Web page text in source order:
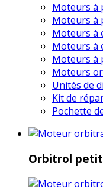
Moteurs à
Moteurs à
Moteurs à
Moteurs à
Moteurs à
Moteurs
Unités de
Kit de
Pochette
Orbitrol